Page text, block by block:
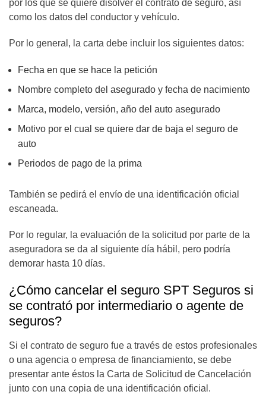
por los que se quiere disolver el contrato de seguro, así
como los datos del conductor y vehículo.
Por lo general, la carta debe incluir los siguientes datos:
Fecha en que se hace la petición
Nombre completo del asegurado y fecha de nacimiento
Marca, modelo, versión, año del auto asegurado
Motivo por el cual se quiere dar de baja el seguro de
auto
Periodos de pago de la prima
También se pedirá el envío de una identificación oficial
escaneada.
Por lo regular, la evaluación de la solicitud por parte de la
aseguradora se da al siguiente día hábil, pero podría
demorar hasta 10 días.
¿Cómo cancelar el seguro SPT Seguros si
se contrató por intermediario o agente de
seguros?
Si el contrato de seguro fue a través de estos profesionales
o una agencia o empresa de financiamiento, se debe
presentar ante éstos la Carta de Solicitud de Cancelación
junto con una copia de una identificación oficial.